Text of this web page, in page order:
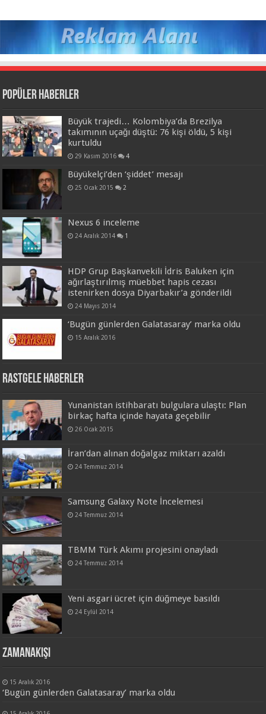
Popüler Haberler
Büyük trajedi… Kolombiya’da Brezilya
takımının uçağı düştü: 76 kişi öldü, 5 kişi
kurtuldu
29 Kasım 2016 4
Büyükelçi’den ‘şiddet’ mesajı
25 Ocak 2015 2
Nexus 6 inceleme
24 Aralık 2014 1
HDP Grup Başkanvekili İdris Baluken için
ağırlaştırılmış müebbet hapis cezası
istenirken dosya Diyarbakır’a gönderildi
24 Mayıs 2014
‘Bugün günlerden Galatasaray’ marka oldu
15 Aralık 2016
Rastgele Haberler
Yunanistan istihbaratı bulgulara ulaştı: Plan
birkaç hafta içinde hayata geçebilir
26 Ocak 2015
İran’dan alınan doğalgaz miktarı azaldı
24 Temmuz 2014
Samsung Galaxy Note İncelemesi
24 Temmuz 2014
TBMM Türk Akımı projesini onayladı
24 Temmuz 2014
Yeni asgari ücret için düğmeye basıldı
24 Eylül 2014
Zamanakışı
15 Aralık 2016
‘Bugün günlerden Galatasaray’ marka oldu